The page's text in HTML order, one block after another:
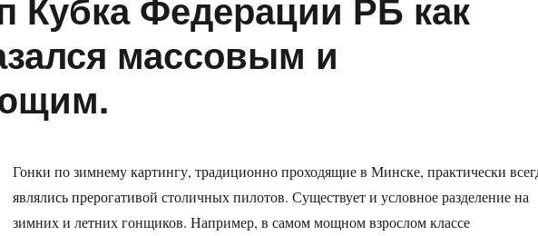
массовым и
Гонки по зимнему картингу, традиционно проходящие в Минске, практически
являлись прерогативой столичных пилотов. Существует и условное разделение на
зимних и летних гонщиков. Например, в самом мощном взрослом классе